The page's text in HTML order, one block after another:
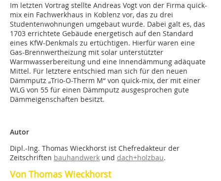
Im letzten Vortrag stellte Andreas Vogt von der Firma quick-
mix ein Fachwerkhaus in Koblenz vor, das zu drei
Studentenwohnungen umgebaut wurde. Dabei galt es, das
1703 errichtete Gebäude energetisch auf den Standard
eines KfW-Denkmals zu ertüchtigen. Hierfür waren eine
Gas-Brennwertheizung mit solar unterstützter
Warmwasserbereitung und eine Innendämmung adäquate
Mittel. Für letztere entschied man sich für den neuen
Dämmputz „Trio-O-Therm M“ von quick-mix, der mit einer
WLG von 55 für einen Dämmputz ausgesprochen gute
Dämmeigenschaften besitzt.
Autor
Dipl.-Ing. Thomas Wieckhorst ist Chefredakteur der
Zeitschriften bauhandwerk und dach+holzbau.
Von Thomas Wieckhorst